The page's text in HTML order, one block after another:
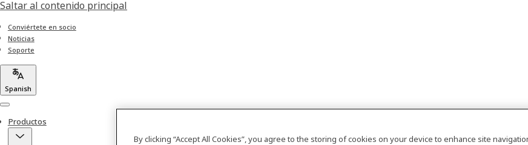
Saltar al contenido principal
Conviértete en socio
Noticias
Soporte
Spanish
Menu
Productos
By clicking “Accept All Cookies”, you agree to the storing of cookies on your device to enhance site